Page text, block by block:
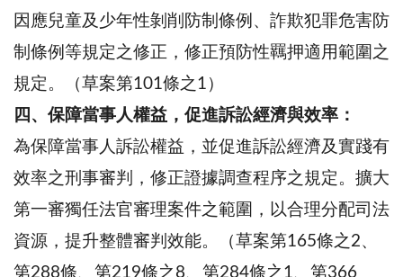
因應兒童及少年性剝削防制條例、詐欺犯罪危害防
制條例等規定之修正，修正預防性羈押適用範圍之
規定。（草案第101條之1）
四、保障當事人權益，促進訴訟經濟與效率：
為保障當事人訴訟權益，並促進訴訟經濟及實踐有
效率之刑事審判，修正證據調查程序之規定。擴大
第一審獨任法官審理案件之範圍，以合理分配司法
資源，提升整體審判效能。（草案第165條之2、
第288條、第219條之8、第284條之1、第366